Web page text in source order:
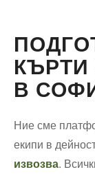
В
Ние сме
екипи в
извозва.